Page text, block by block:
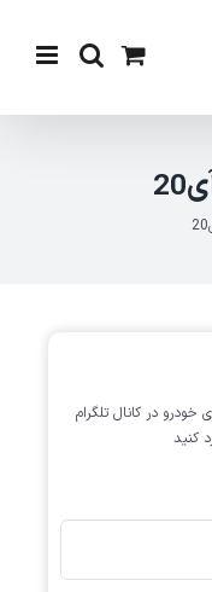
در کانال تلگرام
کنید